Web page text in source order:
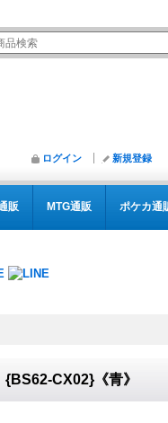
ログイン 新規登録
販 MTG通販 ポケカ通
CX02}《青》